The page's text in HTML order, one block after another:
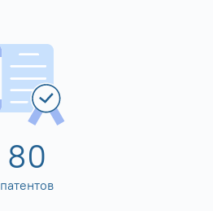
80
патентов